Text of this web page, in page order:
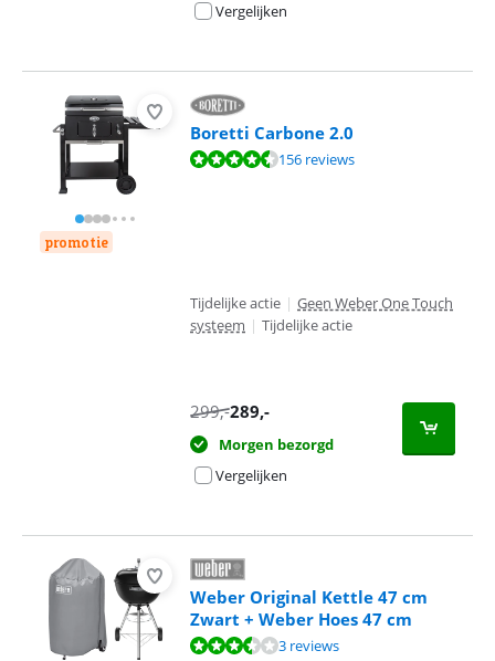
Vergelijken
promotie
Boretti Carbone 2.0
Beoordeling is 9,1 van de 10, gebaseerd op 156 reviews.
156 reviews
Tijdelijke actie | Geen Weber One Touch
systeem | Tijdelijke actie
299,-289,-
Morgen bezorgd
Vergelijken
Weber Original Kettle 47 cm
Zwart + Weber Hoes 47 cm
Beoordeling is 6,7 van de 10, gebaseerd op 3 reviews.
3 reviews